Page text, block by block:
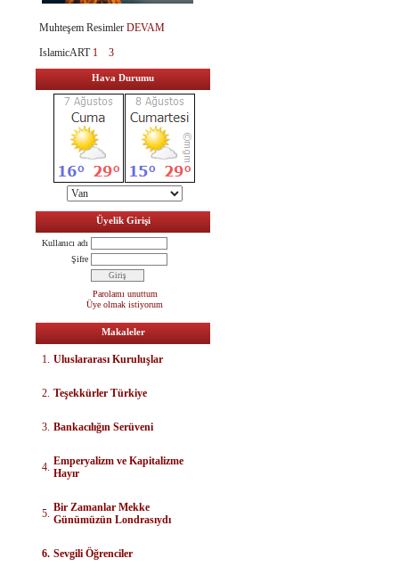
Muhteşem Resimler DEVAM
IslamicART 1 3
Hava Durumu
Üyelik Girişi
Kullanıcı adı
Şifre
Parolamı unuttum
Üye olmak istiyorum
Makaleler
1. Uluslararası Kuruluşlar
2. Teşekkürler Türkiye
3. Bankacılığın Serüveni
4. Emperyalizm ve Kapitalizme
Hayır
5. Bir Zamanlar Mekke
Günümüzün Londrasıydı
6. Sevgili Öğrenciler